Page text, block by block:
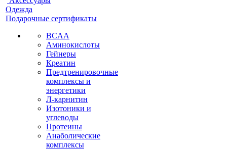
Одежда
Подарочные сертификаты
BCAA
Аминокислоты
Гейнеры
Креатин
Предтренировочные
комплексы и
энергетики
Л-карнитин
Изотоники и
углеводы
Протеины
Анаболические
комплексы